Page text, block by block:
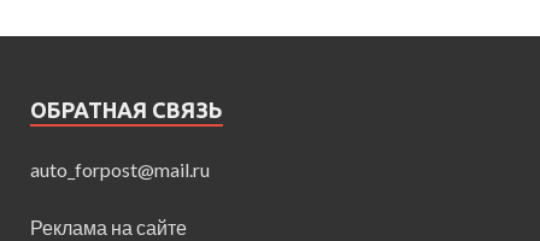
ОБРАТНАЯ СВЯЗЬ
auto_forpost@mail.ru
Реклама на сайте